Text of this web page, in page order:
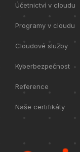
Účetnictví v cloudu
Programy v cloudu
Cloudové služby
Kyberbezpečnost
Reference
Naše certifikáty